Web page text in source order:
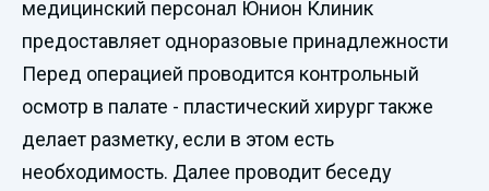
медицинский персонал Юнион Клиник
предоставляет одноразовые принадлежности
Перед операцией проводится контрольный
осмотр в палате - пластический хирург также
делает разметку, если в этом есть
необходимость. Далее проводит беседу